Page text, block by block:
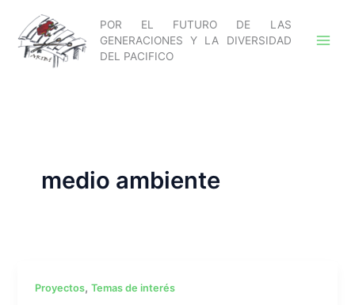
contenido
POR EL FUTURO DE LAS
GENERACIONES Y LA DIVERSIDAD
DEL PACIFICO
medio ambiente
Proyectos,Temas de interés